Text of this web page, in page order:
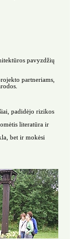
pavyzdžių
partneriams,
padidėjo rizikos
literatūra ir
bet ir mokėsi